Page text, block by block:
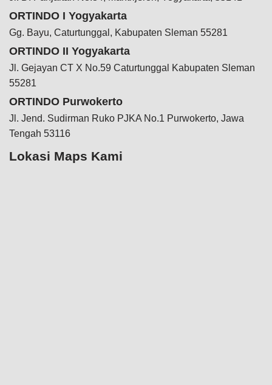
ORTINDO I Yogyakarta
Gg. Bayu, Caturtunggal, Kabupaten Sleman 55281
ORTINDO II Yogyakarta
Jl. Gejayan CT X No.59 Caturtunggal Kabupaten Sleman
55281
ORTINDO Purwokerto
Jl. Jend. Sudirman Ruko PJKA No.1 Purwokerto, Jawa
Tengah 53116
Lokasi Maps Kami